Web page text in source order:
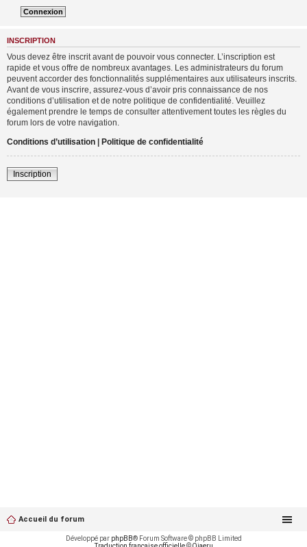
INSCRIPTION
Vous devez être inscrit avant de pouvoir vous connecter. L’inscription est
rapide et vous offre de nombreux avantages. Les administrateurs du forum
peuvent accorder des fonctionnalités supplémentaires aux utilisateurs inscrits.
Avant de vous inscrire, assurez-vous d’avoir pris connaissance de nos
conditions d’utilisation et de notre politique de confidentialité. Veuillez
également prendre le temps de consulter attentivement toutes les règles du
forum lors de votre navigation.
Conditions d’utilisation | Politique de confidentialité
Inscription
Accueil du forum
Développé par phpBB® Forum Software © phpBB Limited